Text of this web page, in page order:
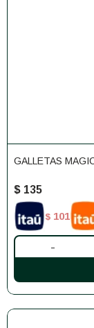
GALLETAS
$ 135
$ 101
-